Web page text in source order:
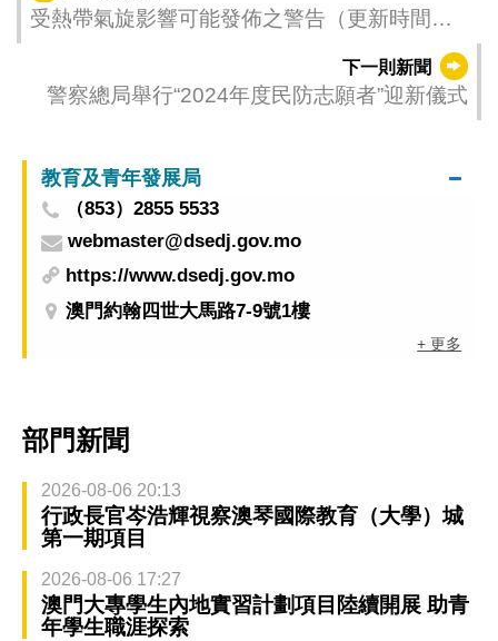
受熱帶氣旋影響可能發佈之警告（更新時間：
下一則新聞
警察總局舉行“2024年度民防志願者”迎新儀式
教育及青年發展局
（853）2855 5533
webmaster@dsedj.gov.mo
https://www.dsedj.gov.mo
澳門約翰四世大馬路7-9號1樓
+ 更多
部門新聞
2026-08-06 20:13
行政長官岑浩輝視察澳琴國際教育（大學）城
第一期項目
2026-08-06 17:27
澳門大專學生內地實習計劃項目陸續開展 助青
年學生職涯探索